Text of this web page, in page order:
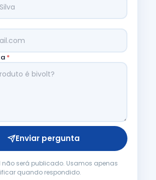
*
Enviar pergunta
não será publicado. Usamos apenas
quando respondido.